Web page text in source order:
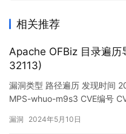
相关推荐
Apache OFBiz 目录遍
32113)
漏洞类型 路径遍历 发现时间
MPS-whuo-m9s3 CVE编号
统，OFBiz支持运行Groovy代
漏洞 2024年5月10日